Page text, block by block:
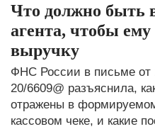
Что должно быть
агента, чтобы
выручку
ФНС России в письме
20/6609@ разъяснила,
отражены в
кассовом чеке, и какие